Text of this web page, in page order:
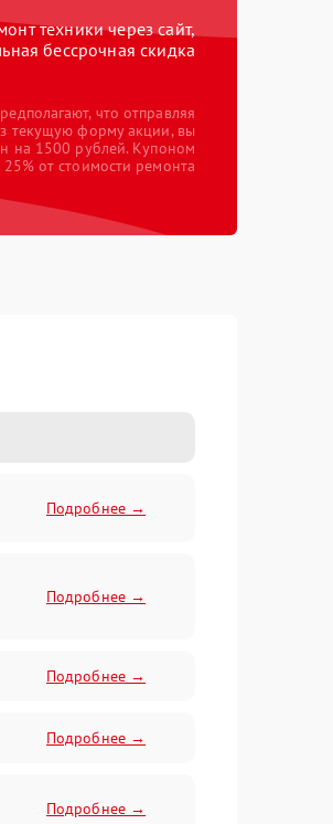
техники через сайт,
бессрочная скидка
что отправляя
текущую форму акции, вы
на 1500 рублей. Купоном
от стоимости ремонта
Подробнее →
Подробнее →
Подробнее →
Подробнее →
Подробнее →